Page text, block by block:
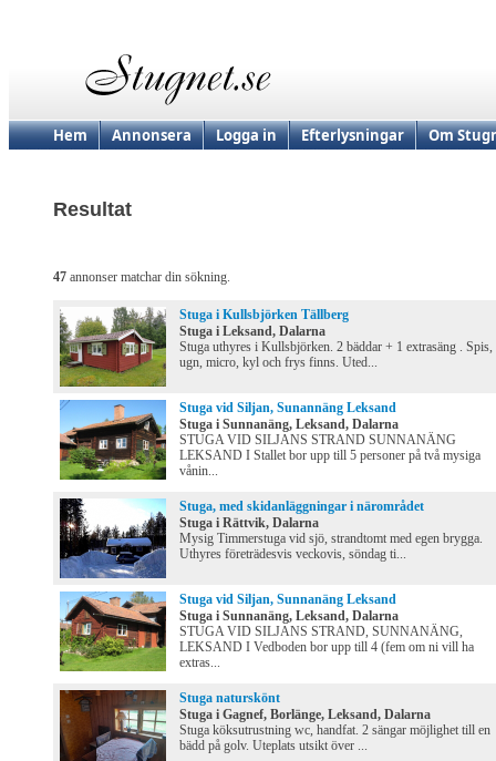
Hem Annonsera Logga in Efterlysningar Om
Resultat
47 annonser matchar din sökning.
Stuga i Kullsbjörken Tällberg
Stuga i Leksand, Dalarna
Stuga uthyres i Kullsbjörken. 2 bäddar + 1 extrasäng . Spis,
ugn, micro, kyl och frys finns. Uted...
Stuga vid Siljan, Sunannäng Leksand
Stuga i Sunnanäng, Leksand, Dalarna
STUGA VID SILJANS STRAND SUNNANÄNG
LEKSAND I Stallet bor upp till 5 personer på två mysiga
vånin...
Stuga, med skidanläggningar i närområdet
Stuga i Rättvik, Dalarna
Mysig Timmerstuga vid sjö, strandtomt med egen brygga.
Uthyres företrädesvis veckovis, söndag ti...
Stuga vid Siljan, Sunnanäng Leksand
Stuga i Sunnanäng, Leksand, Dalarna
STUGA VID SILJANS STRAND, SUNNANÄNG,
LEKSAND I Vedboden bor upp till 4 (fem om ni vill ha
extras...
Stuga naturskönt
Stuga i Gagnef, Borlänge, Leksand, Dalarna
Stuga köksutrustning wc, handfat. 2 sängar möjlighet till en
bädd på golv. Uteplats utsikt över ...